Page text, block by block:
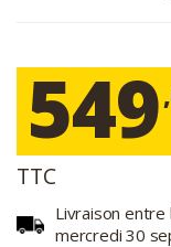
549
TTC
Livraison
mercredi 30